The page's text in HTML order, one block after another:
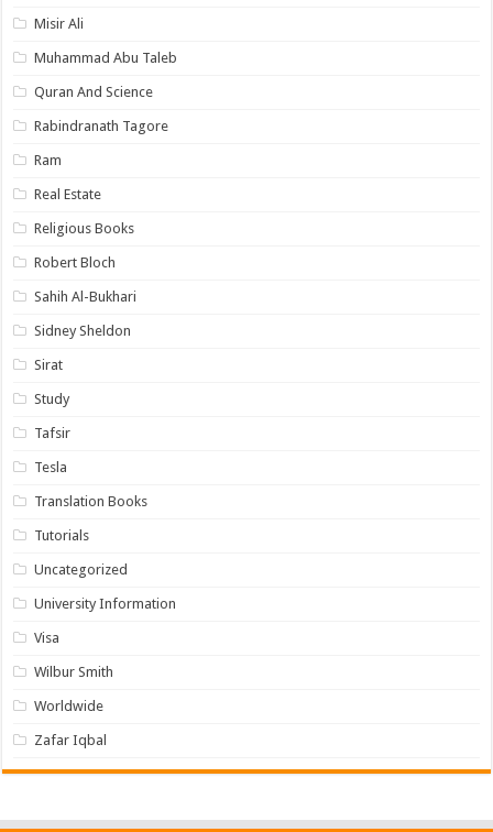
Misir Ali
Muhammad Abu Taleb
Quran And Science
Rabindranath Tagore
Ram
Real Estate
Religious Books
Robert Bloch
Sahih Al-Bukhari
Sidney Sheldon
Sirat
Study
Tafsir
Tesla
Translation Books
Tutorials
Uncategorized
University Information
Visa
Wilbur Smith
Worldwide
Zafar Iqbal